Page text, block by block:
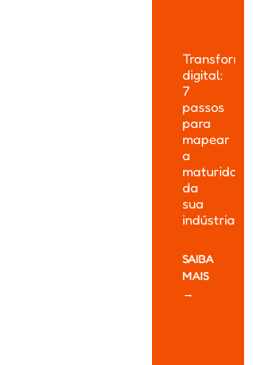
digital:
7
passos
para
mapear
a
maturidade
da
sua
indústria
SAIBA
MAIS
→